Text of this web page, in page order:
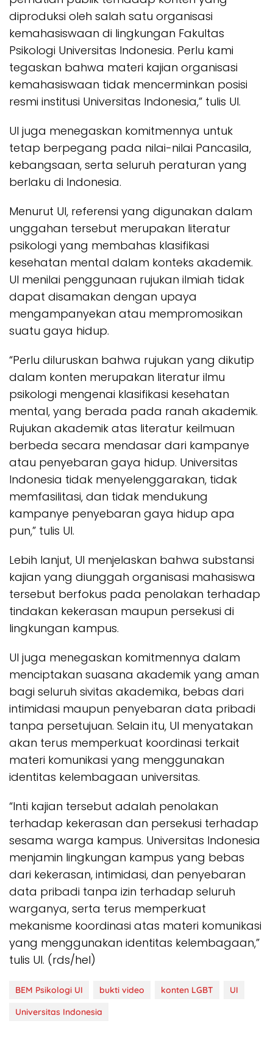
diproduksi oleh salah satu organisasi
kemahasiswaan di lingkungan Fakultas
Psikologi Universitas Indonesia. Perlu kami
tegaskan bahwa materi kajian organisasi
kemahasiswaan tidak mencerminkan posisi
resmi institusi Universitas Indonesia,” tulis UI.
UI juga menegaskan komitmennya untuk
tetap berpegang pada nilai-nilai Pancasila,
kebangsaan, serta seluruh peraturan yang
berlaku di Indonesia.
Menurut UI, referensi yang digunakan dalam
unggahan tersebut merupakan literatur
psikologi yang membahas klasifikasi
kesehatan mental dalam konteks akademik.
UI menilai penggunaan rujukan ilmiah tidak
dapat disamakan dengan upaya
mengampanyekan atau mempromosikan
suatu gaya hidup.
“Perlu diluruskan bahwa rujukan yang dikutip
dalam konten merupakan literatur ilmu
psikologi mengenai klasifikasi kesehatan
mental, yang berada pada ranah akademik.
Rujukan akademik atas literatur keilmuan
berbeda secara mendasar dari kampanye
atau penyebaran gaya hidup. Universitas
Indonesia tidak menyelenggarakan, tidak
memfasilitasi, dan tidak mendukung
kampanye penyebaran gaya hidup apa
pun,” tulis UI.
Lebih lanjut, UI menjelaskan bahwa substansi
kajian yang diunggah organisasi mahasiswa
tersebut berfokus pada penolakan terhadap
tindakan kekerasan maupun persekusi di
lingkungan kampus.
UI juga menegaskan komitmennya dalam
menciptakan suasana akademik yang aman
bagi seluruh sivitas akademika, bebas dari
intimidasi maupun penyebaran data pribadi
tanpa persetujuan. Selain itu, UI menyatakan
akan terus memperkuat koordinasi terkait
materi komunikasi yang menggunakan
identitas kelembagaan universitas.
“Inti kajian tersebut adalah penolakan
terhadap kekerasan dan persekusi terhadap
sesama warga kampus. Universitas Indonesia
menjamin lingkungan kampus yang bebas
dari kekerasan, intimidasi, dan penyebaran
data pribadi tanpa izin terhadap seluruh
warganya, serta terus memperkuat
mekanisme koordinasi atas materi komunikasi
yang menggunakan identitas kelembagaan,”
tulis UI. (rds/hel)
BEM Psikologi UI bukti video konten LGBT
UI
Universitas Indonesia